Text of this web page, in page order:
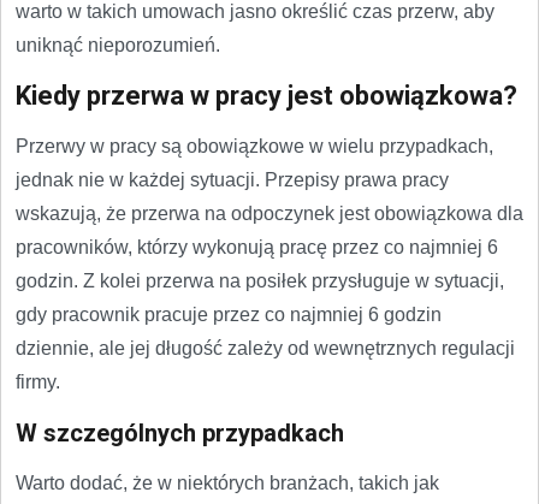
warto w takich umowach jasno określić czas przerw, aby
uniknąć nieporozumień.
Kiedy przerwa w pracy jest obowiązkowa?
Przerwy w pracy są obowiązkowe w wielu przypadkach,
jednak nie w każdej sytuacji. Przepisy prawa pracy
wskazują, że przerwa na odpoczynek jest obowiązkowa dla
pracowników, którzy wykonują pracę przez co najmniej 6
godzin. Z kolei przerwa na posiłek przysługuje w sytuacji,
gdy pracownik pracuje przez co najmniej 6 godzin
dziennie, ale jej długość zależy od wewnętrznych regulacji
firmy.
W szczególnych przypadkach
Warto dodać, że w niektórych branżach, takich jak